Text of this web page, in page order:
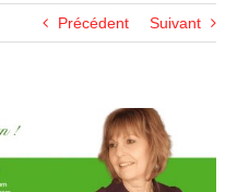
Précédent Suivant